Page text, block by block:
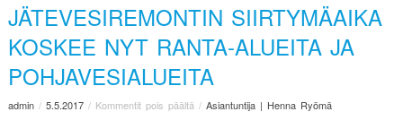
JÄTEVESIREMONTIN SIIRTYMÄAIKA
KOSKEE NYT RANTA-ALUEITA JA
POHJAVESIALUEITA
admin/ 5.5.2017/ Kommentit pois päältä / Asiantuntija | Henna Ryömä